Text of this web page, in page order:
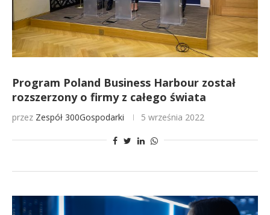
Program Poland Business Harbour został
rozszerzony o firmy z całego świata
przez Zespół 300Gospodarki 5 września 2022